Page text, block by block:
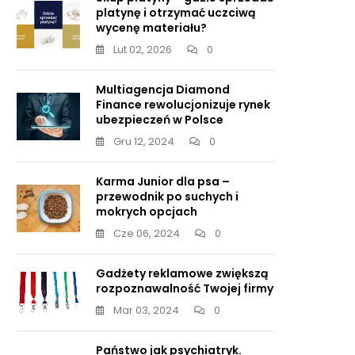
platynę i otrzymać uczciwą
wycenę materiału?
Lut 02, 2026 0
Multiagencja Diamond
Finance rewolucjonizuje rynek
ubezpieczeń w Polsce
Gru 12, 2024 0
Karma Junior dla psa –
przewodnik po suchych i
mokrych opcjach
Cze 06, 2024 0
Gadżety reklamowe zwiększą
rozpoznawalność Twojej firmy
Mar 03, 2024 0
Państwo jak psychiatryk.